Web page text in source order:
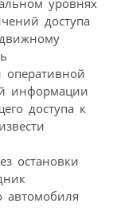
уровнях
доступа
информации
доступа к
остановки
автомобиля